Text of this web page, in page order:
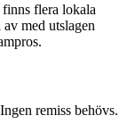
flera lokala
med utslagen
remiss behövs.